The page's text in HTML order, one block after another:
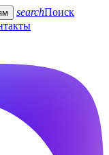
searchПоиск